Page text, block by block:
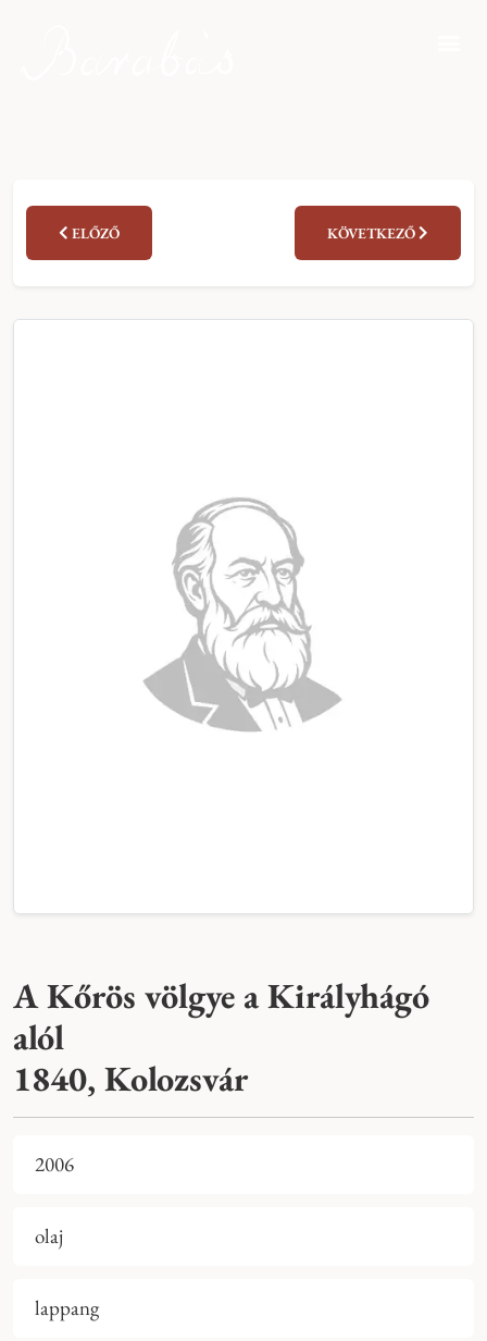
ELŐZŐ KÖVETKEZŐ
A Kőrös völgye a Királyhágó
alól
1840, Kolozsvár
2006
olaj
lappang